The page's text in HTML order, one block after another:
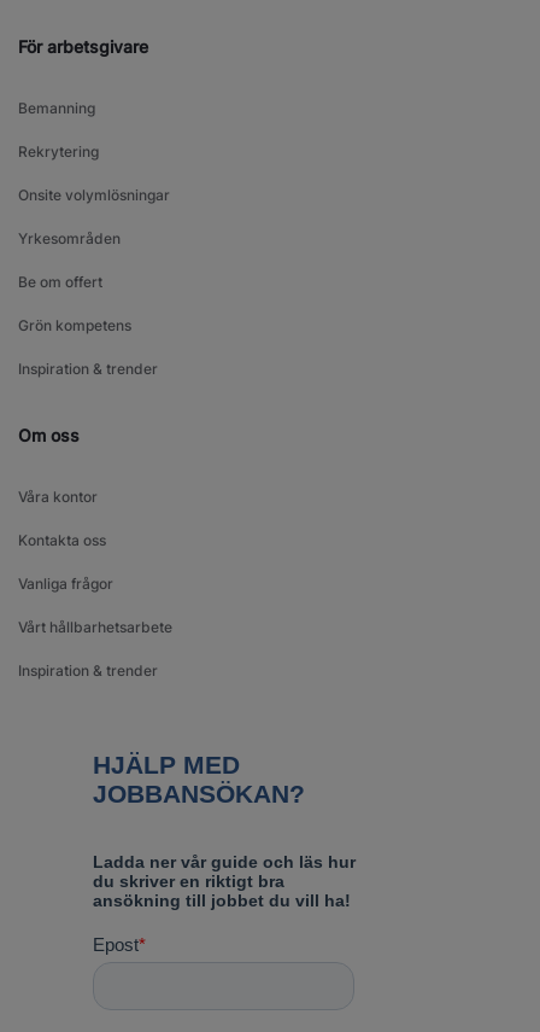
För arbetsgivare
Bemanning
Rekrytering
Onsite volymlösningar
Yrkesområden
Be om offert
Grön kompetens
Inspiration & trender
Om oss
Våra kontor
Kontakta oss
Vanliga frågor
Vårt hållbarhetsarbete
Inspiration & trender